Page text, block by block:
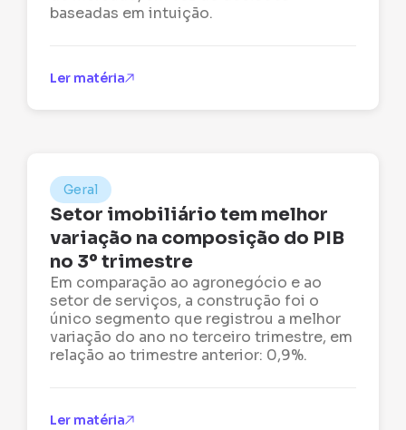
baseadas em intuição.
Ler matéria
Geral
Setor imobiliário tem melhor
variação na composição do PIB
no 3º trimestre
Em comparação ao agronegócio e ao
setor de serviços, a construção foi o
único segmento que registrou a melhor
variação do ano no terceiro trimestre, em
relação ao trimestre anterior: 0,9%.
Ler matéria